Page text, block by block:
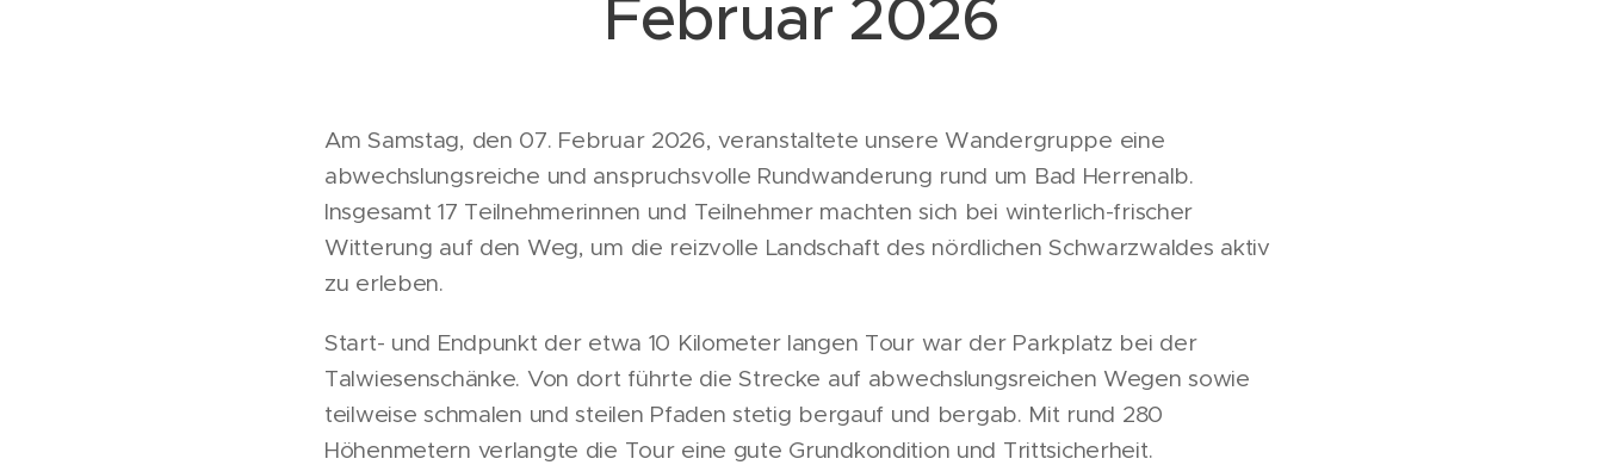
Februar 2026
Am Samstag, den 07. Februar 2026, veranstaltete unsere Wandergruppe eine
abwechslungsreiche und anspruchsvolle Rundwanderung rund um Bad Herrenalb.
Insgesamt 17 Teilnehmerinnen und Teilnehmer machten sich bei winterlich-frischer
Witterung auf den Weg, um die reizvolle Landschaft des nördlichen Schwarzwaldes aktiv
zu erleben.
Start- und Endpunkt der etwa 10 Kilometer langen Tour war der Parkplatz bei der
Talwiesenschänke. Von dort führte die Strecke auf abwechslungsreichen Wegen sowie
teilweise schmalen und steilen Pfaden stetig bergauf und bergab. Mit rund 280
Höhenmetern verlangte die Tour eine gute Grundkondition und Trittsicherheit.